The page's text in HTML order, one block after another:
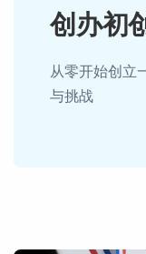
创办初
从零开始创立
与挑战